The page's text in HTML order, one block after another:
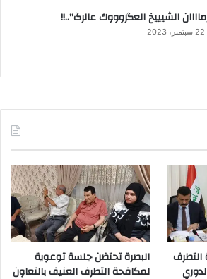
الشيييخ العگروووك عالرگ”..!!
22 سبتمبر، 2023
التطرف
البصرة تحتضن جلسة توعوية
لمكافحة التطرف العنيف بالتعاون